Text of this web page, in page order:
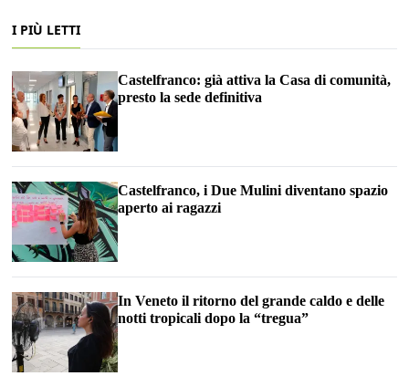
I PIÙ LETTI
Castelfranco: già attiva la Casa di comunità,
presto la sede definitiva
Castelfranco, i Due Mulini diventano spazio
aperto ai ragazzi
In Veneto il ritorno del grande caldo e delle
notti tropicali dopo la “tregua”